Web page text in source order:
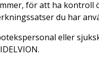
för att ha kontroll
du har
eller